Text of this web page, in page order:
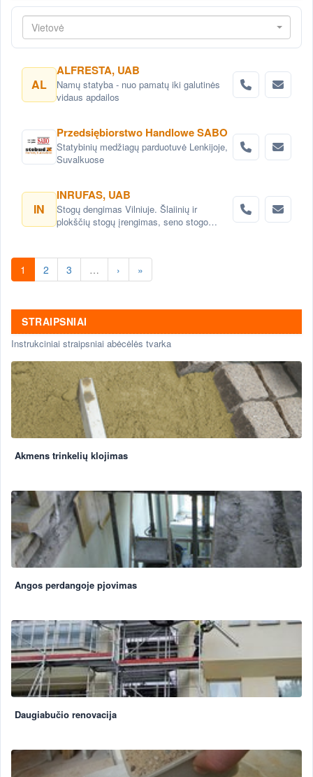
Vietovė
AL
ALFRESTA, UAB
Namų statyba - nuo pamatų iki galutinės
vidaus apdailos
Przedsiębiorstwo Handlowe SABO
Statybinių medžiagų parduotuvė Lenkijoje,
Suvalkuose
IN
INRUFAS, UAB
Stogų dengimas Vilniuje. Šlaiinių ir
plokščių stogų įrengimas, seno stogo
Vilniuje. Stogų remonto darbai, stogo
renovacija Vilniuje.
1 2 3 … › »
STRAIPSNIAI
Instrukciniai straipsniai abėcėlės tvarka
Akmens trinkelių klojimas
Angos perdangoje pjovimas
Daugiabučio renovacija